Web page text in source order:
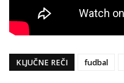
KLJUČNE REČI fudbal